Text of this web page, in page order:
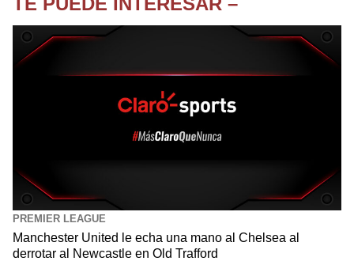
PREMIER LEAGUE
Manchester United le echa una mano al Chelsea al
derrotar al Newcastle en Old Trafford